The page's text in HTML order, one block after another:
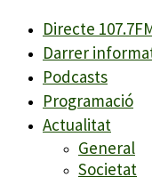
Directe
Darrer
Podcasts
Programació
Actualitat
General
Societat